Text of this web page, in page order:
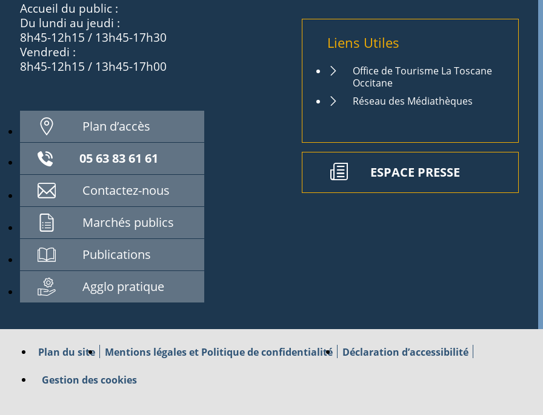
Accueil du public :
Du lundi au jeudi :
8h45-12h15 / 13h45-17h30
Vendredi :
8h45-12h15 / 13h45-17h00
Plan d’accès
05 63 83 61 61
Contactez-nous
Marchés publics
Publications
Agglo pratique
Liens Utiles
Office de Tourisme La Toscane
Occitane
Réseau des Médiathèques
ESPACE PRESSE
Plan du site Mentions légales et Politique de confidentialité Déclaration d’accessibilité
Gestion des cookies